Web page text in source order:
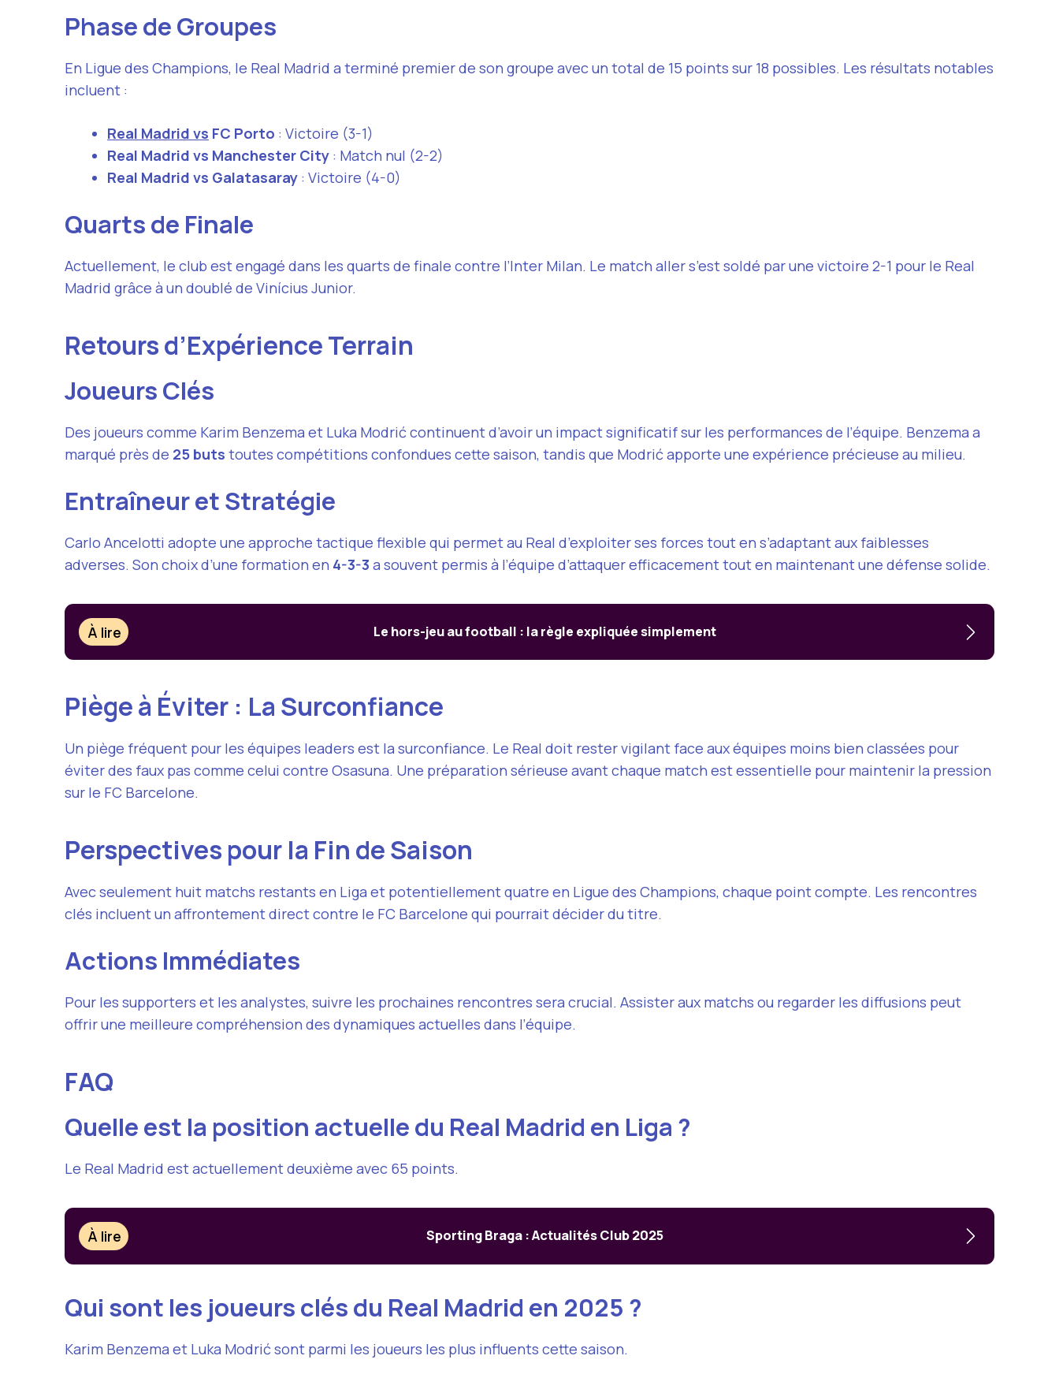
Phase de Groupes
En Ligue des Champions, le Real Madrid a terminé premier de son groupe avec un total de 15 points sur 18 possibles. Les résultats notables
incluent :
Real Madrid vs FC Porto : Victoire (3-1)
Real Madrid vs Manchester City : Match nul (2-2)
Real Madrid vs Galatasaray : Victoire (4-0)
Quarts de Finale
Actuellement, le club est engagé dans les quarts de finale contre l’Inter Milan. Le match aller s’est soldé par une victoire 2-1 pour le Real
Madrid grâce à un doublé de Vinícius Junior.
Retours d’Expérience Terrain
Joueurs Clés
Des joueurs comme Karim Benzema et Luka Modrić continuent d’avoir un impact significatif sur les performances de l’équipe. Benzema a
marqué près de 25 buts toutes compétitions confondues cette saison, tandis que Modrić apporte une expérience précieuse au milieu.
Entraîneur et Stratégie
Carlo Ancelotti adopte une approche tactique flexible qui permet au Real d’exploiter ses forces tout en s’adaptant aux faiblesses
adverses. Son choix d’une formation en 4-3-3 a souvent permis à l’équipe d’attaquer efficacement tout en maintenant une défense solide.
À lire Le hors-jeu au football : la règle expliquée simplement
Piège à Éviter : La Surconfiance
Un piège fréquent pour les équipes leaders est la surconfiance. Le Real doit rester vigilant face aux équipes moins bien classées pour
éviter des faux pas comme celui contre Osasuna. Une préparation sérieuse avant chaque match est essentielle pour maintenir la pression
sur le FC Barcelone.
Perspectives pour la Fin de Saison
Avec seulement huit matchs restants en Liga et potentiellement quatre en Ligue des Champions, chaque point compte. Les rencontres
clés incluent un affrontement direct contre le FC Barcelone qui pourrait décider du titre.
Actions Immédiates
Pour les supporters et les analystes, suivre les prochaines rencontres sera crucial. Assister aux matchs ou regarder les diffusions peut
offrir une meilleure compréhension des dynamiques actuelles dans l’équipe.
FAQ
Quelle est la position actuelle du Real Madrid en Liga ?
Le Real Madrid est actuellement deuxième avec 65 points.
À lire Sporting Braga : Actualités Club 2025
Qui sont les joueurs clés du Real Madrid en 2025 ?
Karim Benzema et Luka Modrić sont parmi les joueurs les plus influents cette saison.